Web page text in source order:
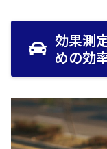
効果測
めの効